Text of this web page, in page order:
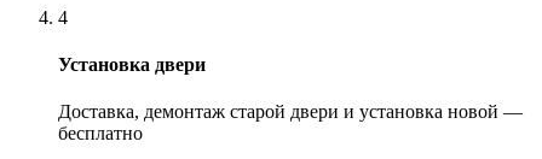
4
Установка двери
Доставка, демонтаж старой двери и установка новой —
бесплатно